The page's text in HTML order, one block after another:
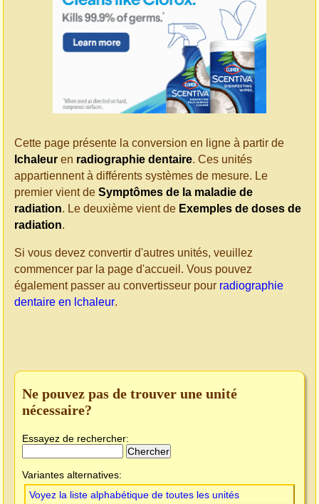
Cette page présente la conversion en ligne à partir de
lchaleur en radiographie dentaire. Ces unités
appartiennent à différents systèmes de mesure. Le
premier vient de Symptômes de la maladie de
radiation. Le deuxième vient de Exemples de doses de
radiation.
Si vous devez convertir d'autres unités, veuillez
commencer par la page d'accueil. Vous pouvez
également passer au convertisseur pour radiographie
dentaire en lchaleur.
Ne pouvez pas de trouver une unité
nécessaire?
Essayez de rechercher:
Variantes alternatives:
Voyez la liste alphabétique de toutes les unités